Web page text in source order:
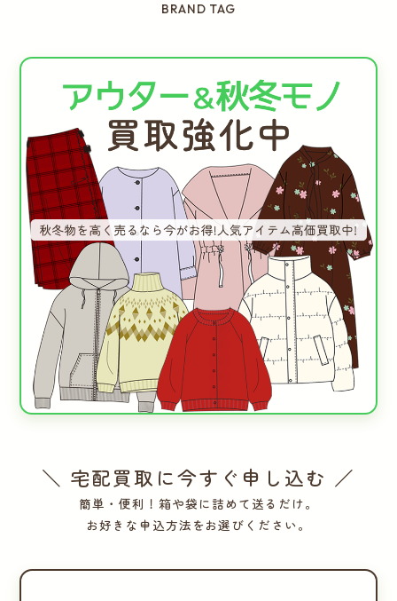
BRAND TAG
＼ 宅配買取に今すぐ申し込む ／
簡単・便利！箱や袋に詰めて送るだけ。
お好きな申込方法をお選びください。